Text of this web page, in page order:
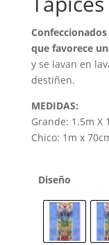
que favorece
y se lavan en
destiñen.
MEDIDAS:
Grande: 1.5m X
Chico: 1m x
Diseño